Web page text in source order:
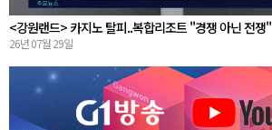
<강원랜드> 카지노 탈피..복합리조트 "경쟁 아닌 전쟁"
26년 07월 29일